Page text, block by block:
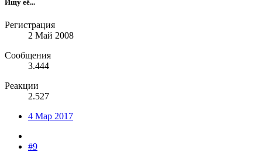
Ищу её...
Регистрация
2 Май 2008
Сообщения
3.444
Реакции
2.527
4 Мар 2017
#9